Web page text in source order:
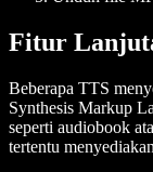
Fitur
Beberapa TTS
Synthesis Markup
seperti audiobook
tertentu